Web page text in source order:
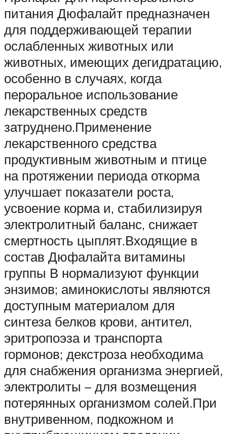
питания Дюфалайт предназначен
для поддерживающей терапии
ослабленных животных или
животных, имеющих дегидратацию,
особенно в случаях, когда
пероральное использование
лекарственных средств
затруднено.Применение
лекарственного средства
продуктивным животным и птице
на протяжении периода откорма
улучшает показатели роста,
усвоение корма и, стабилизируя
электролитный баланс, снижает
смертность цыплят.Входящие в
состав Дюфалайта витамины
группы В нормализуют функции
энзимов; аминокислоты являются
доступным материалом для
синтеза белков крови, антител,
эритропоэза и транспорта
гормонов; декстроза необходима
для снабжения организма энергией,
электролиты – для возмещения
потерянных организмом солей.При
внутривенном, подкожном и